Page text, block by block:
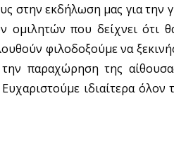
στην εκδήλωση μας για την
ομιλητών που δείχνει ότι
φιλοδοξούμε να
την παραχώρηση της
ιδιαίτερα όλον